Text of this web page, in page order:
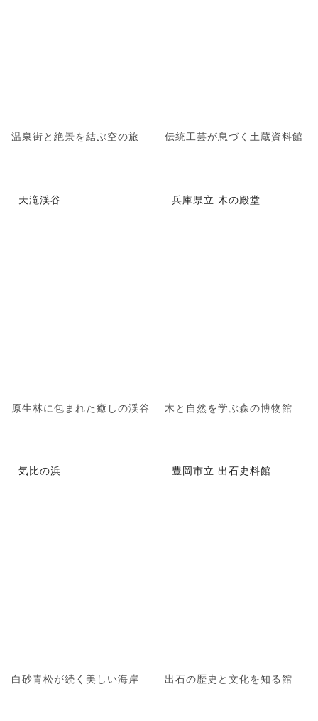
温泉街と絶景を結ぶ空の旅 伝統工芸が息づく土蔵資料館
天滝渓谷
原生林に包まれた癒しの渓谷
兵庫県立 木の殿堂
木と自然を学ぶ森の博物館
気比の浜
白砂青松が続く美しい海岸
豊岡市立 出石史料館
出石の歴史と文化を知る館